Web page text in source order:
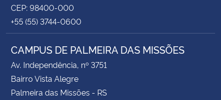
CEP: 98400-000
+55 (55) 3744-0600
CAMPUS DE PALMEIRA DAS MISSÕES
Av. Independência, nº 3751
Bairro Vista Alegre
Palmeira das Missões - RS